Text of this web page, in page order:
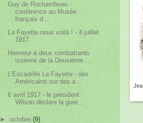
Guy de Rochambeau -
conférence au Musée
français d...
La Fayette nous voilà ! - 4 juillet
1917
Honneur à deux combattants
isséens de la Deuxième ...
L'Escadrille La Fayette - des
Américains sur des a...
6 avril 1917 - le président
Wilson déclare la guer...
►octobre(9)